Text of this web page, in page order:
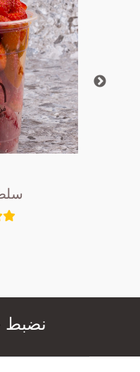
نضبط